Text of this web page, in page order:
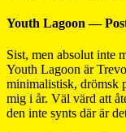
Youth Lagoon —
Sist, men absolut inte
Youth Lagoon är
minimalistisk, drömsk
mig i år. Väl värd att
den inte synts där är